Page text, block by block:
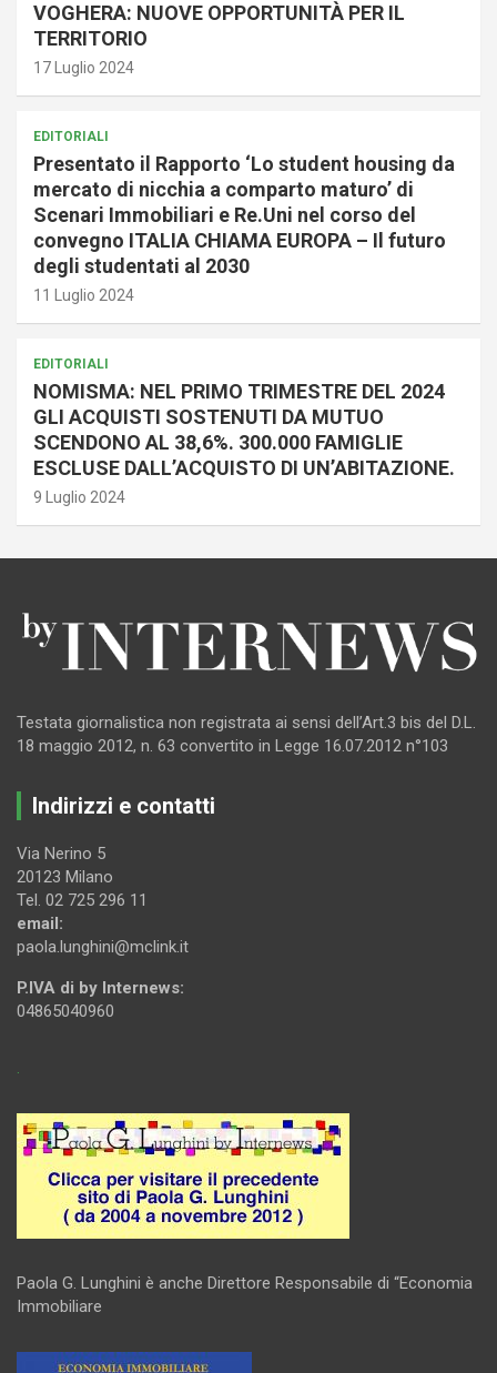
VOGHERA: NUOVE OPPORTUNITÀ PER IL
TERRITORIO
17 Luglio 2024
EDITORIALI
Presentato il Rapporto ‘Lo student housing da
mercato di nicchia a comparto maturo’ di
Scenari Immobiliari e Re.Uni nel corso del
convegno ITALIA CHIAMA EUROPA – Il futuro
degli studentati al 2030
11 Luglio 2024
EDITORIALI
NOMISMA: NEL PRIMO TRIMESTRE DEL 2024
GLI ACQUISTI SOSTENUTI DA MUTUO
SCENDONO AL 38,6%. 300.000 FAMIGLIE
ESCLUSE DALL’ACQUISTO DI UN’ABITAZIONE.
9 Luglio 2024
Testata giornalistica non registrata ai sensi dell’Art.3 bis del D.L.
18 maggio 2012, n. 63 convertito in Legge 16.07.2012 n°103
Indirizzi e contatti
Via Nerino 5
20123 Milano
Tel. 02 725 296 11
email:
paola.lunghini@mclink.it
P.IVA di by Internews:
04865040960
.
Paola G. Lunghini è anche Direttore Responsabile di “Economia
Immobiliare